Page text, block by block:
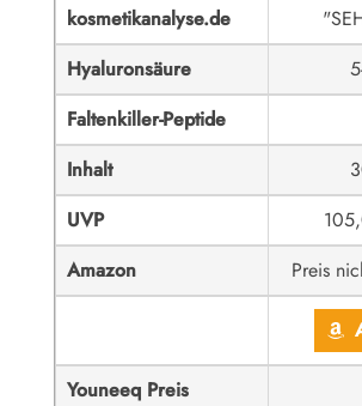
kosmetikanalyse.de
Hyaluronsäure
Faltenkiller-Peptide
Inhalt
UVP
Amazon
Preis
Youneeq Preis